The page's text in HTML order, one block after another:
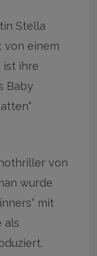
Stella
von einem
ist ihre
Baby
von
wurde
mit
als